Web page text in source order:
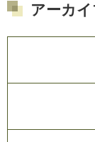
アーカ